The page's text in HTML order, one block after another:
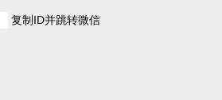
复制ID并跳转微信